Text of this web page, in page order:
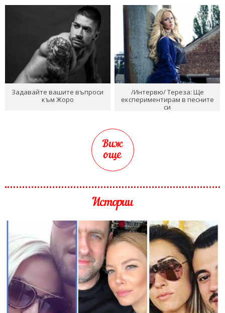
Задавайте вашите въпроси
към Жоро
/Интервю/ Тереза: Ще
експериментирам в песните
си
Виж
още
Истории